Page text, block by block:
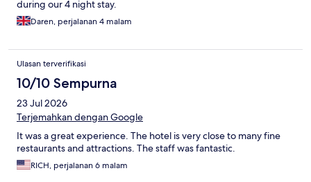
during our 4 night stay.
Daren, perjalanan 4 malam
Ulasan terverifikasi
10/10 Sempurna
23 Jul 2026
Terjemahkan dengan Google
It was a great experience. The hotel is very close to many fine
restaurants and attractions. The staff was fantastic.
RICH, perjalanan 6 malam